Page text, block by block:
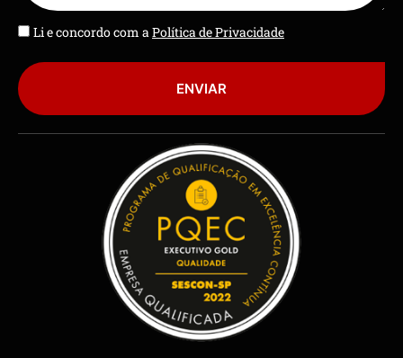
Li e concordo com a Política de Privacidade
ENVIAR